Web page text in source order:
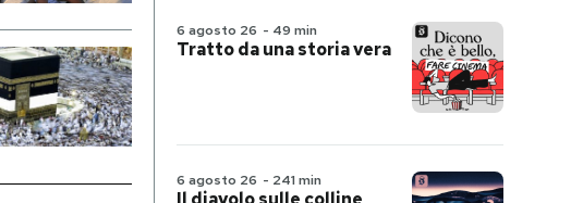
6 agosto 26 - 49 min
Tratto da una storia vera
6 agosto 26 - 241 min